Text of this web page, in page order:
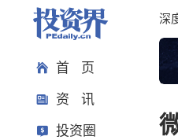
首 页
资 讯
投资圈
深